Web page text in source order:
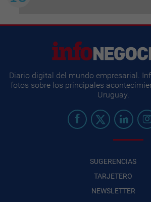
Diario digital del mundo empresarial.
fotos sobre los principales
Uruguay.
SUGERENCIAS
TARJETERO
NEWSLETTER